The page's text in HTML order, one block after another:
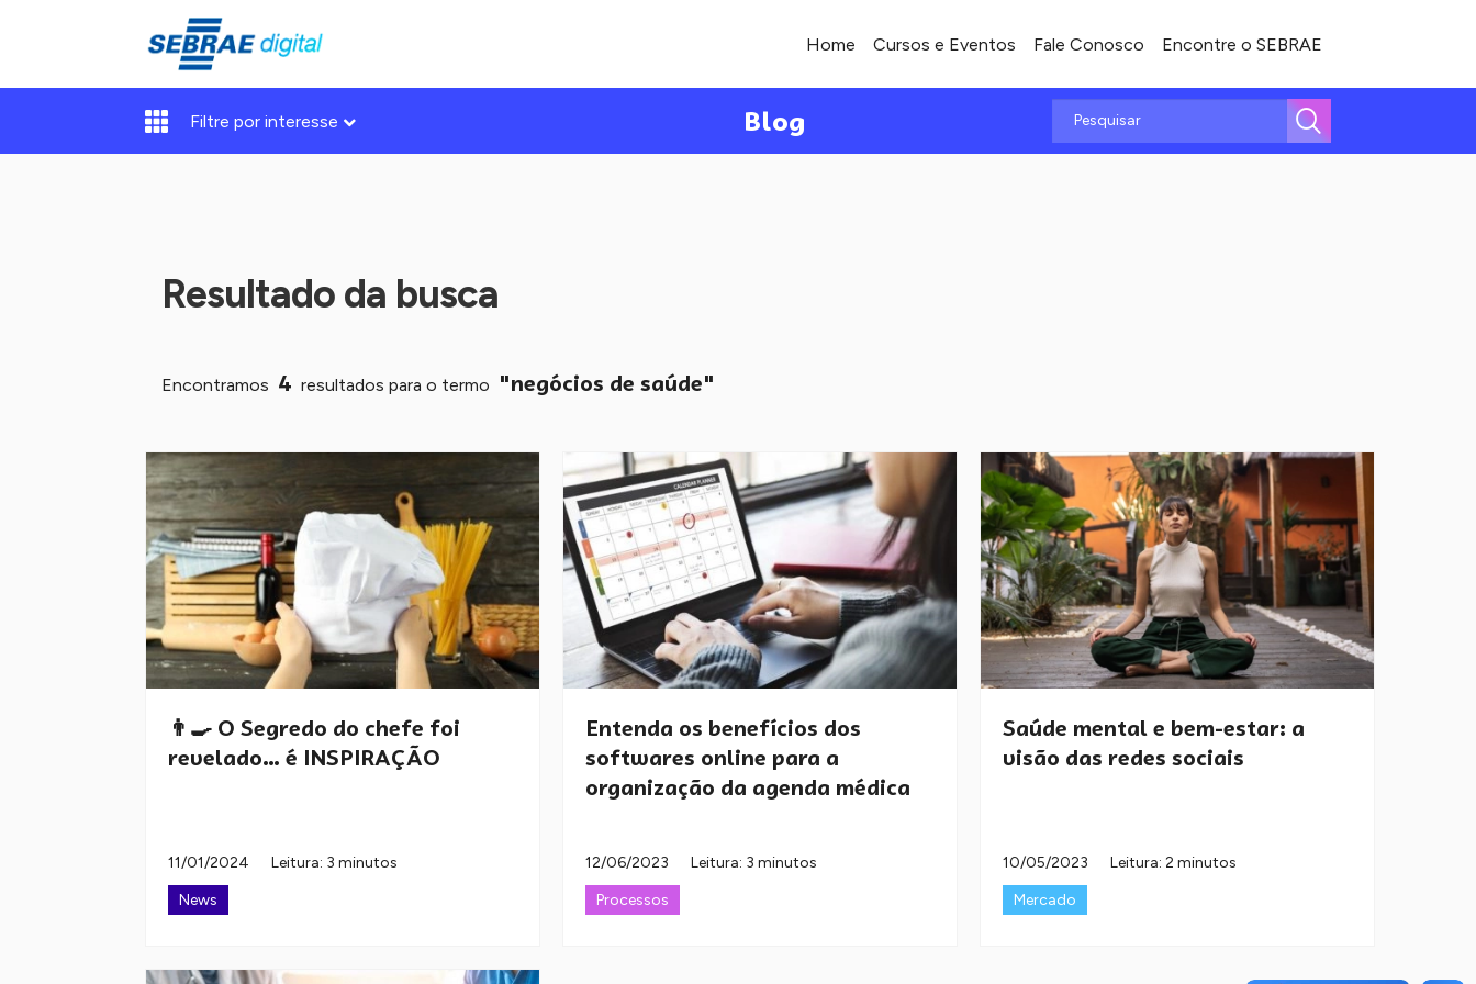
Home Cursos e Eventos Fale Conosco Encontre o SEBRAE
Filtre por interesse Blog
Resultado da busca
Encontramos 4 resultados para o termo "negócios de saúde"
👨‍🍳 O Segredo do chefe foi
revelado… é INSPIRAÇÃO
11/01/2024
Leitura: 3 minutos
News
Entenda os benefícios dos
softwares online para a
organização da agenda médica
12/06/2023
Leitura: 3 minutos
Processos
Saúde mental e bem-estar: a
visão das redes sociais
10/05/2023
Leitura: 2 minutos
Mercado